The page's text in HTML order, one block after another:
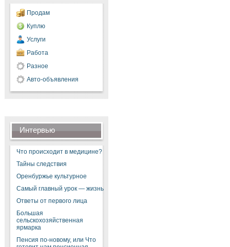
Продам
Куплю
Услуги
Работа
Разное
Авто-объявления
Интервью
Что происходит в медицине?
Тайны следствия
Оренбуржье культурное
Самый главный урок — жизнь
Ответы от первого лица
Большая
сельскохозяйственная
ярмарка
Пенсия по-новому, или Что